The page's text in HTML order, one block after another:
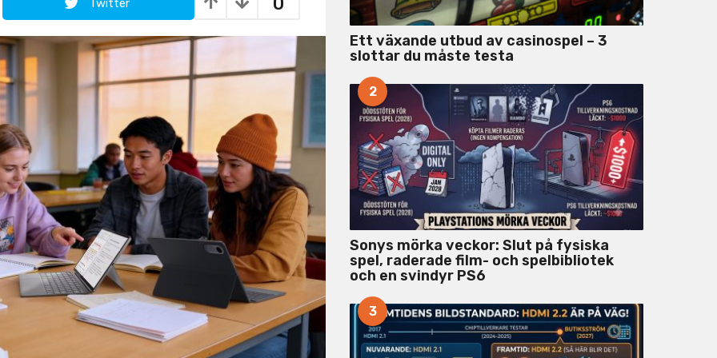
Twitter
Ett växande utbud av casinospel – 3
slottar du måste testa
2
Sonys mörka veckor: Slut på fysiska
spel, raderade film- och spelbibliotek
och en svindyr PS6
3